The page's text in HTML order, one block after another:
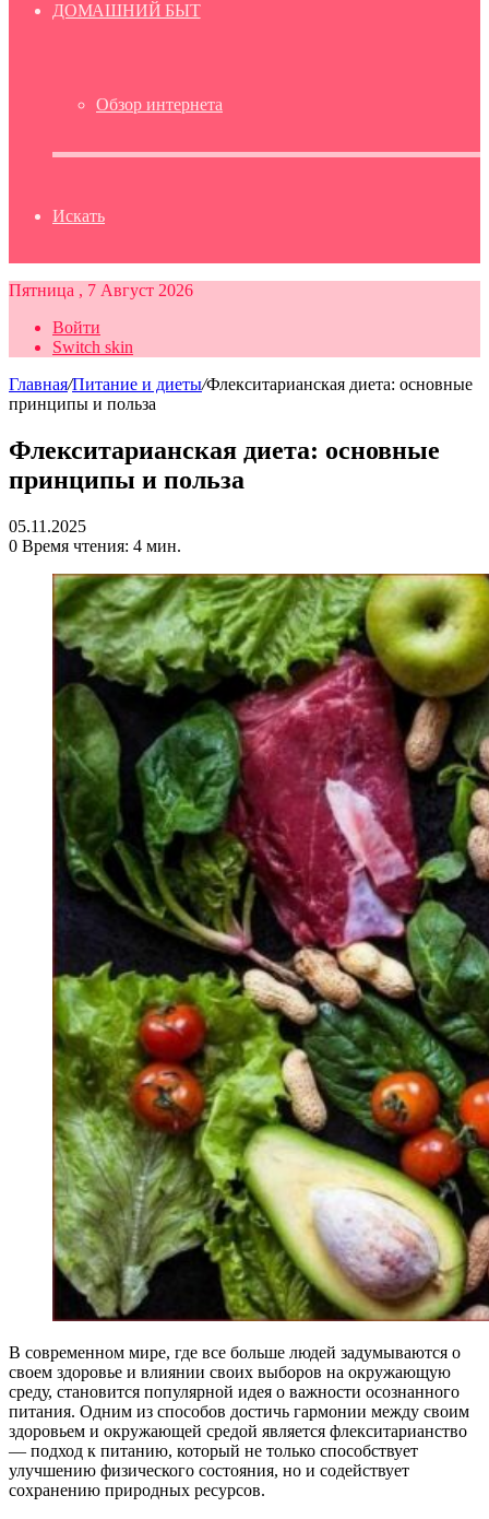
ДОМАШНИЙ БЫТ
Обзор интернета
Искать
Пятница , 7 Август 2026
Войти
Switch skin
Главная/Питание и диеты/Флекситарианская диета: основные
принципы и польза
Флекситарианская диета: основные
принципы и польза
05.11.2025
0 Время чтения: 4 мин.
В современном мире, где все больше людей задумываются о
своем здоровье и влиянии своих выборов на окружающую
среду, становится популярной идея о важности осознанного
питания. Одним из способов достичь гармонии между своим
здоровьем и окружающей средой является флекситарианство
— подход к питанию, который не только способствует
улучшению физического состояния, но и содействует
сохранению природных ресурсов.